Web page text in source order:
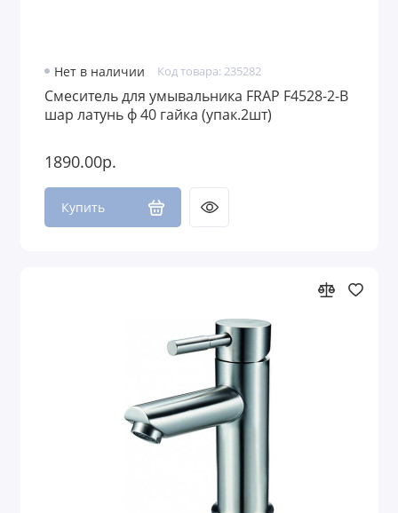
Нет в наличии Код товара: 235282
Смеситель для умывальника FRAP F4528-2-В
шар латунь ф 40 гайка (упак.2шт)
1890.00р.
Купить